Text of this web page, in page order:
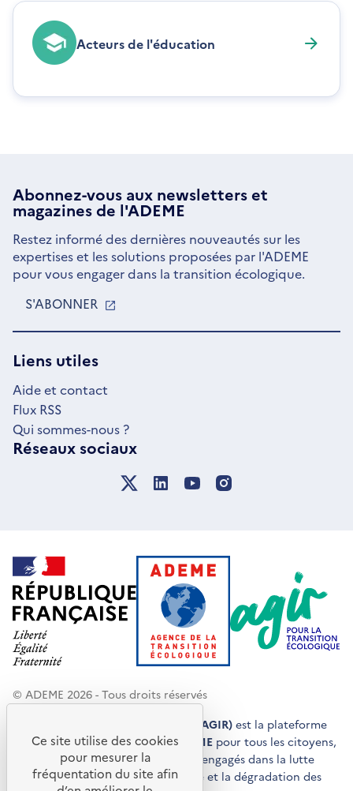
Acteurs de l'éducation
Abonnez-vous aux newsletterset
magazines de l'ADEME
Restez informé des dernières nouveautés sur les
expertises et les solutions proposées par l'ADEME
pour vous engager dans la transition écologique.
S'ABONNER
UNE
Liens utiles
Aide et contact
Flux RSS
Qui sommes-nous ?
Réseaux sociaux
© ADEME 2026 - Tous droits réservés
Agir pour la transition écologique (AGIR) est la plateforme
de conseils et de services de l'ADEME pour tous les citoyens,
acteurs économiques et territoires engagés dans la lutte
contre le réchauffement climatique et la dégradation des
Ce site utilise des cookies
pour mesurer la
fréquentation du site afin